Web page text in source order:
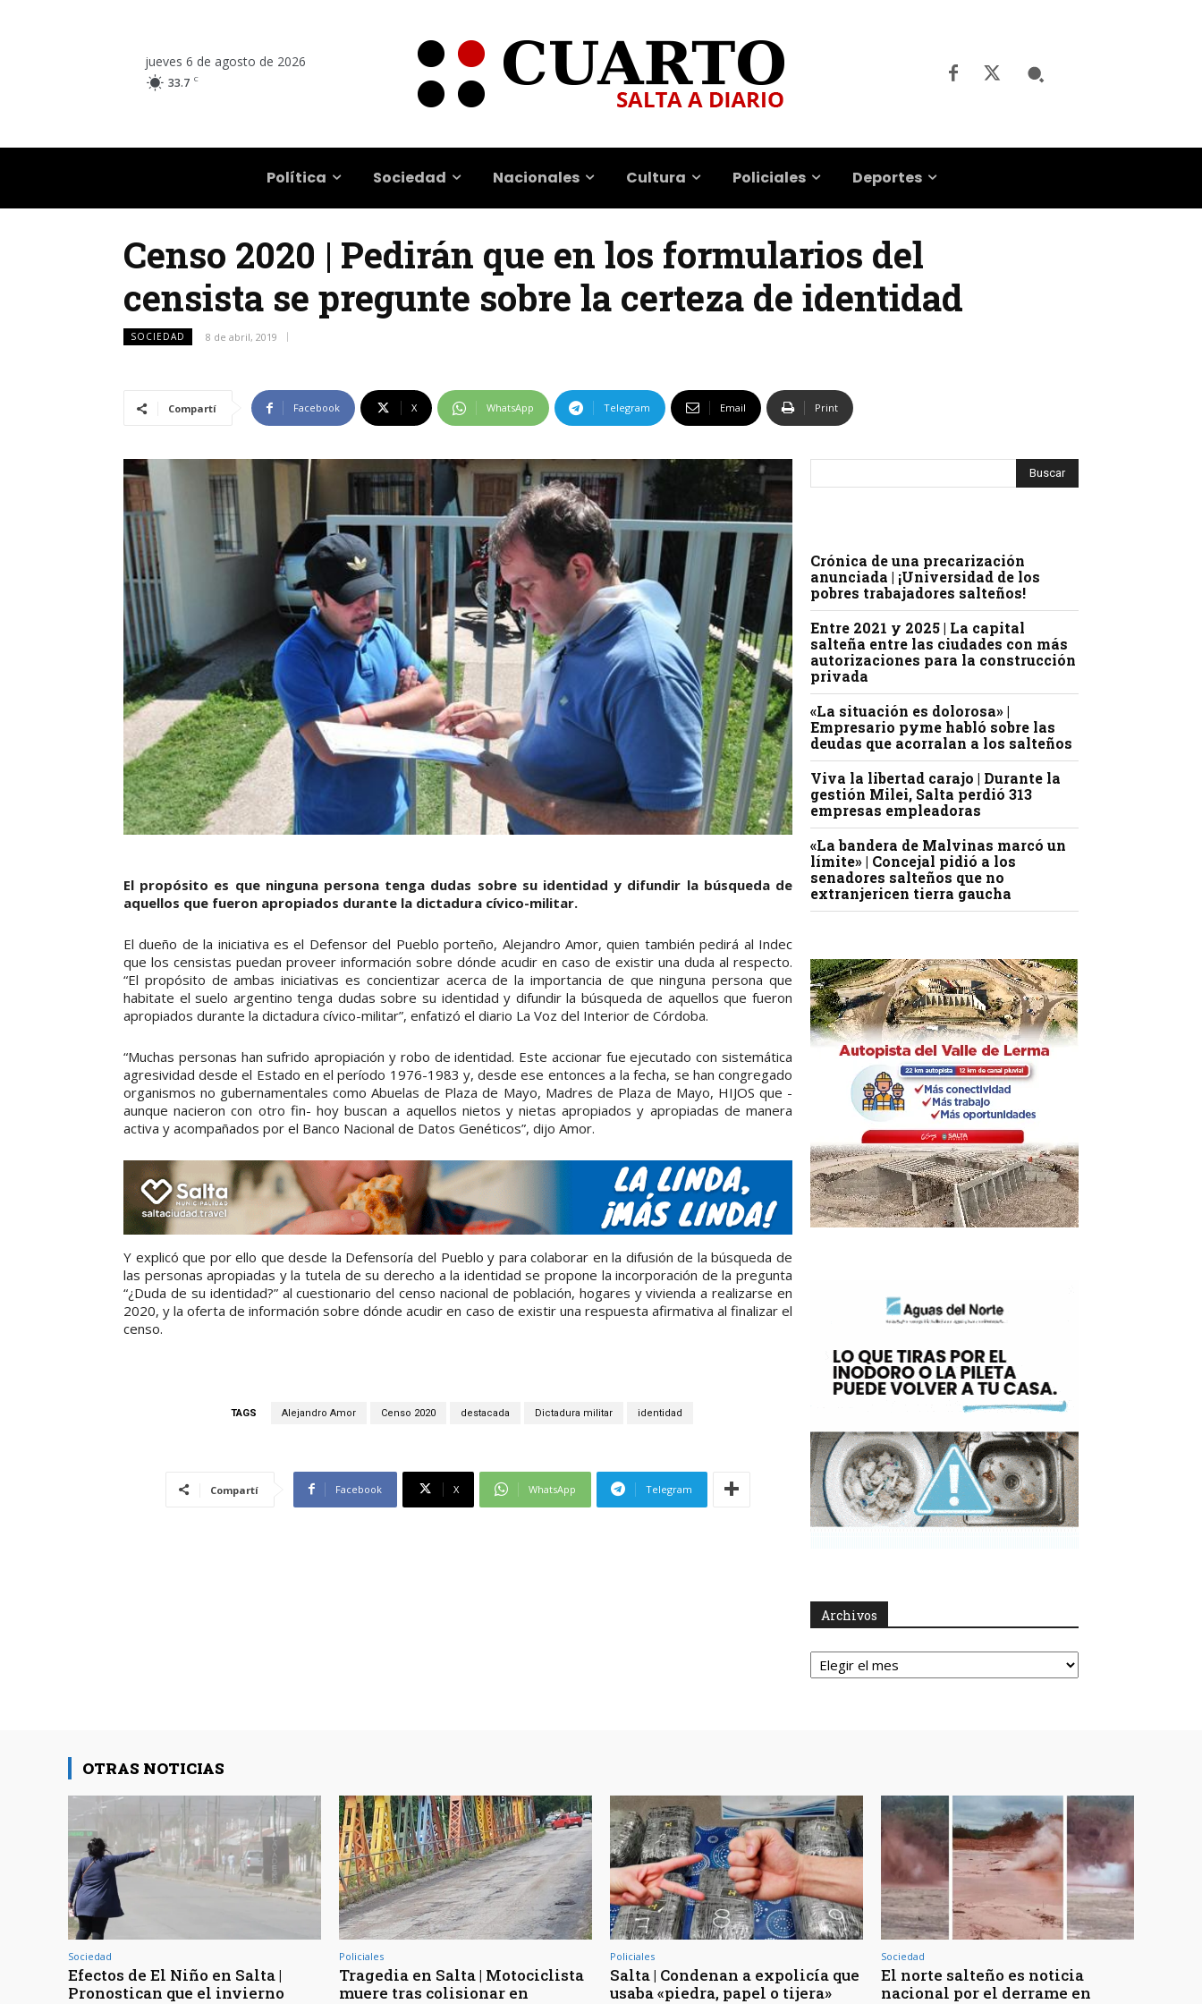
jueves 6 de agosto de 2026
33.7 C
Política Sociedad Nacionales Cultura Policiales Deportes
Censo 2020 | Pedirán que en los formularios del
censista se pregunte sobre la certeza de identidad
SOCIEDAD 8 de abril, 2019
Compartí Facebook X WhatsApp Telegram Email Print
El propósito es que ninguna persona tenga dudas sobre su identidad y difundir la búsqueda de
aquellos que fueron apropiados durante la dictadura cívico-militar.
El dueño de la iniciativa es el Defensor del Pueblo porteño, Alejandro Amor, quien también pedirá al Indec
que los censistas puedan proveer información sobre dónde acudir en caso de existir una duda al respecto.
“El propósito de ambas iniciativas es concientizar acerca de la importancia de que ninguna persona que
habitate el suelo argentino tenga dudas sobre su identidad y difundir la búsqueda de aquellos que fueron
apropiados durante la dictadura cívico-militar”, enfatizó el diario La Voz del Interior de Córdoba.
“Muchas personas han sufrido apropiación y robo de identidad. Este accionar fue ejecutado con sistemática
agresividad desde el Estado en el período 1976-1983 y, desde ese entonces a la fecha, se han congregado
organismos no gubernamentales como Abuelas de Plaza de Mayo, Madres de Plaza de Mayo, HIJOS que -
aunque nacieron con otro fin- hoy buscan a aquellos nietos y nietas apropiados y apropiadas de manera
activa y acompañados por el Banco Nacional de Datos Genéticos”, dijo Amor.
Y explicó que por ello que desde la Defensoría del Pueblo y para colaborar en la difusión de la búsqueda de
las personas apropiadas y la tutela de su derecho a la identidad se propone la incorporación de la pregunta
“¿Duda de su identidad?” al cuestionario del censo nacional de población, hogares y vivienda a realizarse en
2020, y la oferta de información sobre dónde acudir en caso de existir una respuesta afirmativa al finalizar el
censo.
TAGS Alejandro Amor Censo 2020 destacada Dictadura militar identidad
Compartí Facebook X WhatsApp Telegram
Crónica de una precarización
anunciada | ¡Universidad de los
pobres trabajadores salteños!
Entre 2021 y 2025 | La capital
salteña entre las ciudades con más
autorizaciones para la construcción
privada
«La situación es dolorosa» |
Empresario pyme habló sobre las
deudas que acorralan a los salteños
Viva la libertad carajo | Durante la
gestión Milei, Salta perdió 313
empresas empleadoras
«La bandera de Malvinas marcó un
límite» | Concejal pidió a los
senadores salteños que no
extranjericen tierra gaucha
Archivos
Archivos
OTRAS NOTICIAS
Sociedad
Efectos de El Niño en Salta |
Pronostican que el invierno
Policiales
Tragedia en Salta | Motociclista
muere tras colisionar en
Policiales
Salta | Condenan a expolicía que
usaba «piedra, papel o tijera»
Sociedad
El norte salteño es noticia
nacional por el derrame en